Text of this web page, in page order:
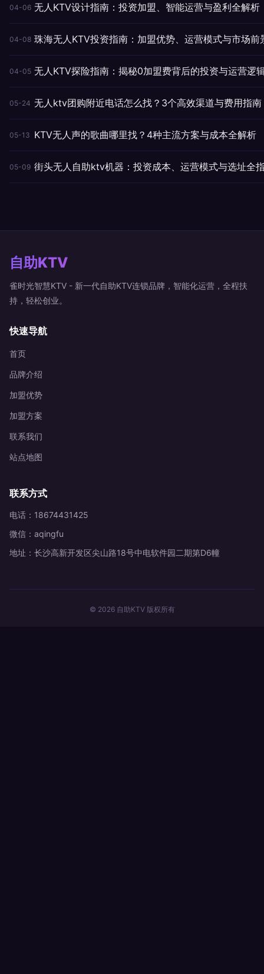
04-06 无人KTV设计指南：投资加盟、智能运营与盈利全解析
04-08 珠海无人KTV投资指南：加盟优势、运营模式与市场前
04-05 无人KTV探险指南：揭秘0加盟费背后的投资与运营逻
05-24 无人ktv团购附近电话怎么找？3个高效渠道与费用指南
05-13 KTV无人声的歌曲哪里找？4种主流方案与成本全解析
05-09 街头无人自助ktv机器：投资成本、运营模式与选址全
自助KTV
雀时光智慧KTV - 新一代自助KTV连锁品牌，智能化运营，全程扶
持，轻松创业。
快速导航
首页
品牌介绍
加盟优势
加盟方案
联系我们
站点地图
联系方式
电话：18674431425
微信：aqingfu
地址：长沙高新开发区尖山路18号中电软件园二期第D6幢
© 2026 自助KTV 版权所有